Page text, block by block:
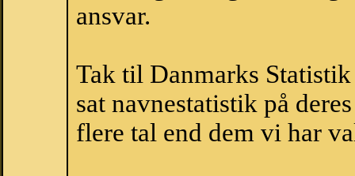
ansvar.
Tak til Danmarks
sat navnestatistik på
flere tal end dem vi har